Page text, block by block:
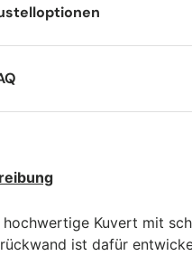
hochwertige Kuvert mit
ist dafür